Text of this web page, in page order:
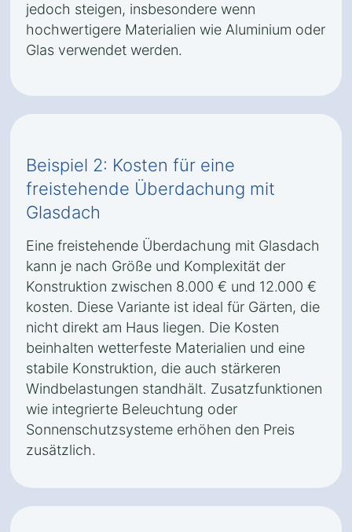
jedoch steigen, insbesondere wenn
hochwertigere Materialien wie Aluminium oder
Glas verwendet werden.
Beispiel 2: Kosten für eine
freistehende Überdachung mit
Glasdach
Eine freistehende Überdachung mit Glasdach
kann je nach Größe und Komplexität der
Konstruktion zwischen 8.000 € und 12.000 €
kosten. Diese Variante ist ideal für Gärten, die
nicht direkt am Haus liegen. Die Kosten
beinhalten wetterfeste Materialien und eine
stabile Konstruktion, die auch stärkeren
Windbelastungen standhält. Zusatzfunktionen
wie integrierte Beleuchtung oder
Sonnenschutzsysteme erhöhen den Preis
zusätzlich.